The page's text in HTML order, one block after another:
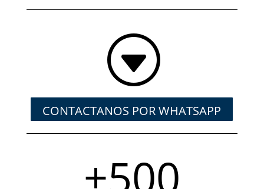
G
CONTACTANOS POR WHATSAPP
+500